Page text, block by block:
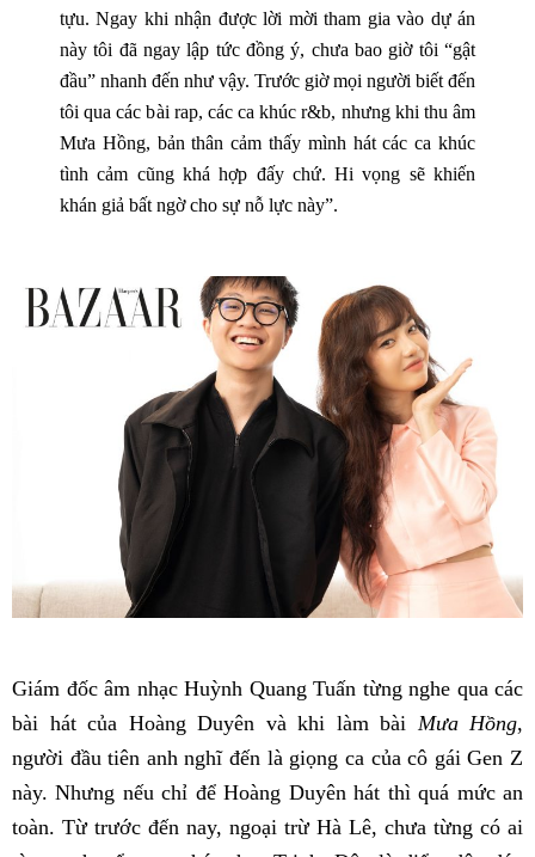
tựu. Ngay khi nhận được lời mời tham gia vào dự án
này tôi đã ngay lập tức đồng ý, chưa bao giờ tôi “gật
đầu” nhanh đến như vậy. Trước giờ mọi người biết đến
tôi qua các bài rap, các ca khúc r&b, nhưng khi thu âm
Mưa Hồng, bản thân cảm thấy mình hát các ca khúc
tình cảm cũng khá hợp đấy chứ. Hi vọng sẽ khiến
khán giả bất ngờ cho sự nỗ lực này”.
Giám đốc âm nhạc Huỳnh Quang Tuấn từng nghe qua các
bài hát của Hoàng Duyên và khi làm bài Mưa Hồng,
người đầu tiên anh nghĩ đến là giọng ca của cô gái Gen Z
này. Nhưng nếu chỉ để Hoàng Duyên hát thì quá mức an
toàn. Từ trước đến nay, ngoại trừ Hà Lê, chưa từng có ai